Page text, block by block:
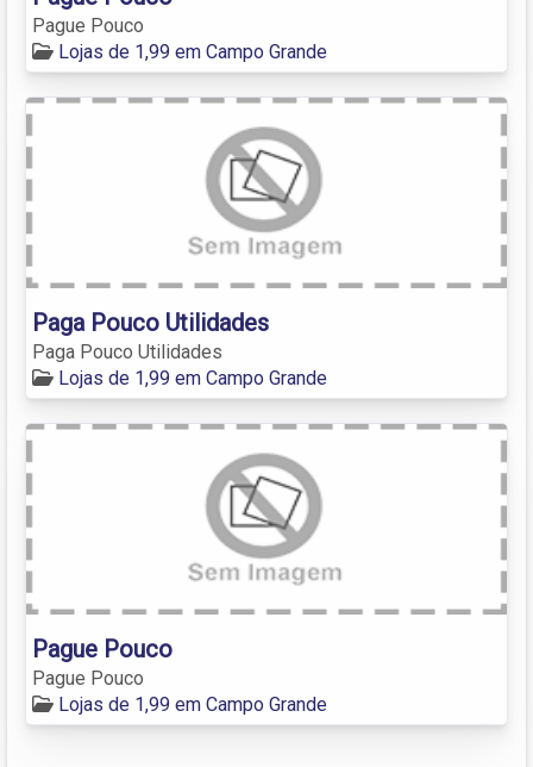
Pague Pouco
Lojas de 1,99 em Campo Grande
Paga Pouco Utilidades
Paga Pouco Utilidades
Lojas de 1,99 em Campo Grande
Pague Pouco
Pague Pouco
Lojas de 1,99 em Campo Grande